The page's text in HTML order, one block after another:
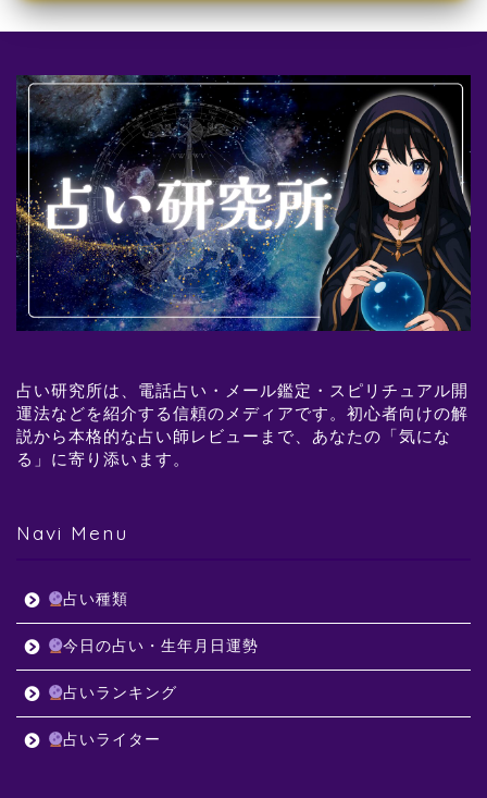
占い研究所は、電話占い・メール鑑定・スピリチュアル開
運法などを紹介する信頼のメディアです。初心者向けの解
説から本格的な占い師レビューまで、あなたの「気にな
る」に寄り添います。
Navi Menu
占い種類
今日の占い・生年月日運勢
占いランキング
占いライター